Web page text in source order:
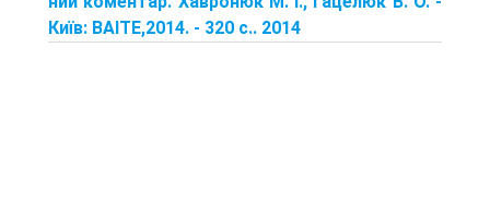
Київ: ВАІТЕ,2014. - 320 с.. 2014